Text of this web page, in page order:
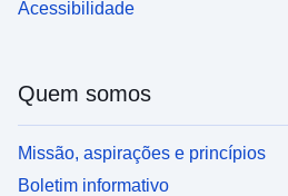
Acessibilidade
Quem somos
Missão, aspirações e princípios
Boletim informativo